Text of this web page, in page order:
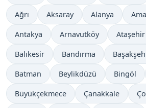
Ağrı Aksaray Alanya
Antakya Arnavutköy Ataşehir
Balıkesir Bandırma
Batman Beylikdüzü Bingöl
Büyükçekmece Çanakkale